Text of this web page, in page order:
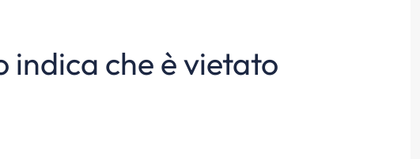
indica che è vietato